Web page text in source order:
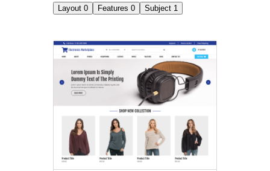
Layout 0 Features 0 Subject 1
Food
drink